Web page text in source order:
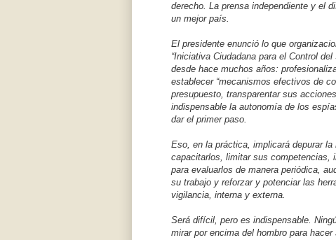
derecho. La prensa independiente y el
un mejor país.
El presidente enunció lo que
“Iniciativa Ciudadana para el Control
desde hace muchos años:
establecer “mecanismos efectivos de
presupuesto, transparentar sus
indispensable la autonomía de los
dar el primer paso.
Eso, en la práctica, implicará depurar
capacitarlos, limitar sus competencias,
para evaluarlos de manera periódica,
su trabajo y reforzar y potenciar las
vigilancia, interna y externa.
Será difícil, pero es indispensable.
mirar por encima del hombro para